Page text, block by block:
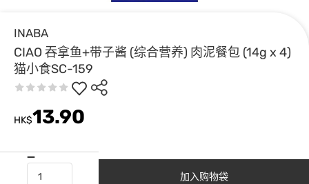
INABA
CIAO 吞拿鱼+带子酱 (综合营养) 肉泥餐包 (14g x 4)
猫小食SC-159
HK$13.90
加入购物袋